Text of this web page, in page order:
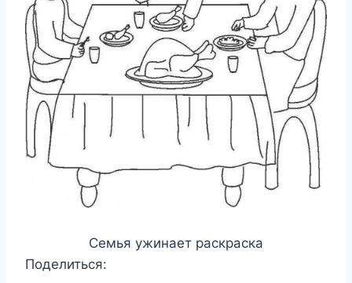
Семья ужинает раскраска
Поделиться: